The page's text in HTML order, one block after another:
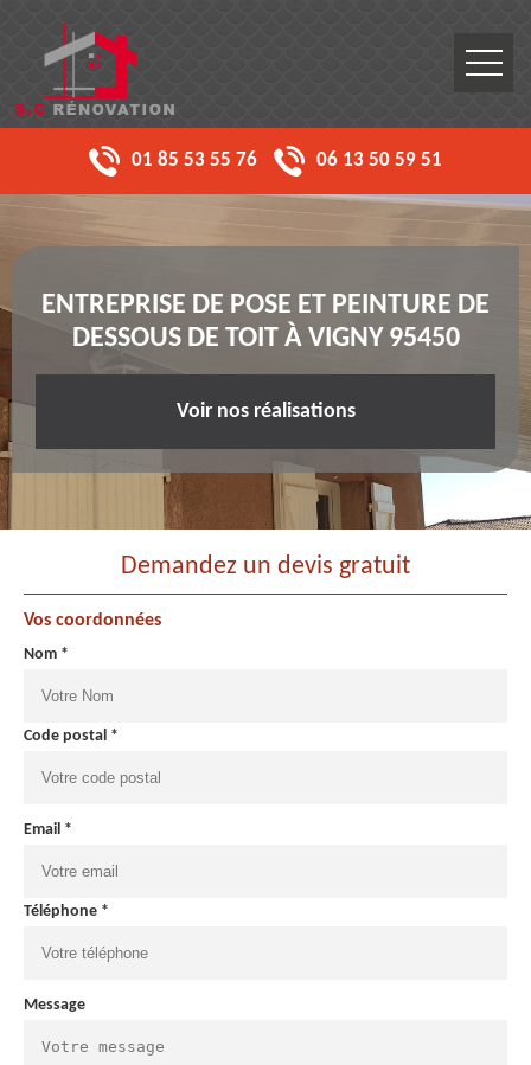
01 85 53 55 76 06 13 50 59 51
ENTREPRISE DE POSE ET PEINTURE DE
DESSOUS DE TOIT À VIGNY 95450
Voir nos réalisations
Demandez un devis gratuit
Vos coordonnées
Nom *
Code postal *
Email *
Téléphone *
Message